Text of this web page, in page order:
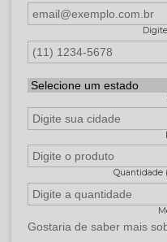
Quantidade